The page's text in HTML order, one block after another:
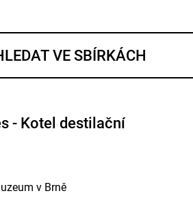
- Kotel destilační
v Brně